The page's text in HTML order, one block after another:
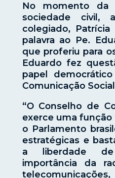
No momento da
sociedade civil,
colegiado,
palavra ao Pe.
que proferiu para
Eduardo fez
papel
Comunicação
“O Conselho de
exerce uma função
o Parlamento
estratégicas e
a liberdade
importância da